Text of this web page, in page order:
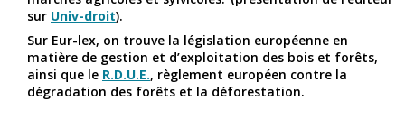
sur Univ-droit).
Sur Eur-lex, on trouve la législation européenne en
matière de gestion et d’exploitation des bois et forêts,
ainsi que le R.D.U.E., règlement européen contre la
dégradation des forêts et la déforestation.